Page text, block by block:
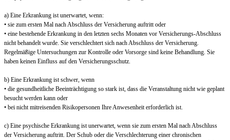
a) Eine Erkrankung ist unerwartet, wenn:
• sie zum ersten Mal nach Abschluss der Versicherung auftritt oder
• eine bestehende Erkrankung in den letzten sechs Monaten vor Versicherungs-Abschluss
nicht behandelt wurde. Sie verschlechtert sich nach Abschluss der Versicherung.
Regelmäßige Untersuchungen zur Kontrolle oder Vorsorge sind keine Behandlung. Sie
haben keinen Einfluss auf den Versicherungsschutz.
b) Eine Erkrankung ist schwer, wenn
• die gesundheitliche Beeinträchtigung so stark ist, dass die Veranstaltung nicht wie geplant
besucht werden kann oder
• bei nicht mitreisenden Risikopersonen Ihre Anwesenheit erforderlich ist.
c) Eine psychische Erkrankung ist unerwartet, wenn sie zum ersten Mal nach Abschluss
der Versicherung auftritt. Der Schub oder die Verschlechterung einer chronischen